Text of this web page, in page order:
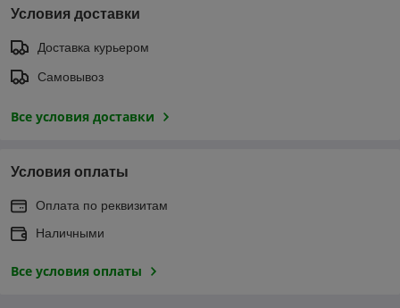
Условия доставки
Доставка курьером
Самовывоз
Все условия доставки
Условия оплаты
Оплата по реквизитам
Наличными
Все условия оплаты